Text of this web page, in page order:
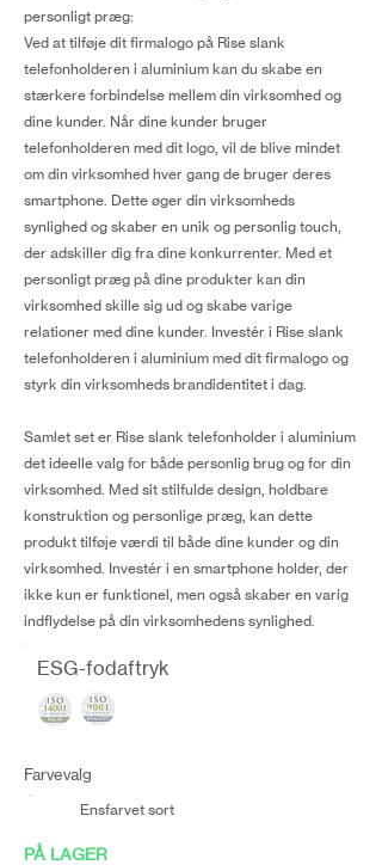
personligt præg:
Ved at tilføje dit firmalogo på Rise slank
telefonholderen i aluminium kan du skabe en
stærkere forbindelse mellem din virksomhed og
dine kunder. Når dine kunder bruger
telefonholderen med dit logo, vil de blive mindet
om din virksomhed hver gang de bruger deres
smartphone. Dette øger din virksomheds
synlighed og skaber en unik og personlig touch,
der adskiller dig fra dine konkurrenter. Med et
personligt præg på dine produkter kan din
virksomhed skille sig ud og skabe varige
relationer med dine kunder. Investér i Rise slank
telefonholderen i aluminium med dit firmalogo og
styrk din virksomheds brandidentitet i dag.
Samlet set er Rise slank telefonholder i aluminium
det ideelle valg for både personlig brug og for din
virksomhed. Med sit stilfulde design, holdbare
konstruktion og personlige præg, kan dette
produkt tilføje værdi til både dine kunder og din
virksomhed. Investér i en smartphone holder, der
ikke kun er funktionel, men også skaber en varig
indflydelse på din virksomhedens synlighed.
ESG-fodaftryk
Farvevalg
Ensfarvet sort
PÅ LAGER